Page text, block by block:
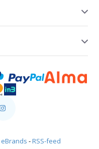
eBrands -RSS-feed